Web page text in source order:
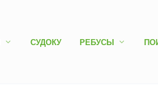
СУДОКУ РЕБУСЫ